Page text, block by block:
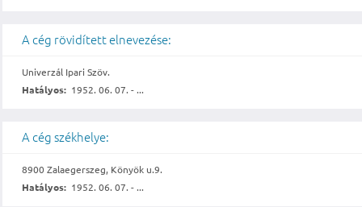
A cég rövidített elnevezése:
Univerzál Ipari Szöv.
Hatályos: 1952. 06. 07. - ...
A cég székhelye:
8900 Zalaegerszeg, Könyök u.9.
Hatályos: 1952. 06. 07. - ...